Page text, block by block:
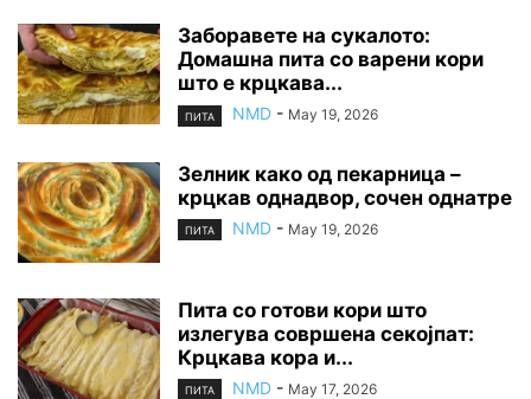
Заборавете на сyкалото:
Домашна пита со варени кори
што е крцкава...
ПИТА NMD - May 19, 2026
Зелник како од пекарница –
крцкав однадвор, сочен однатре
ПИТА NMD - May 19, 2026
Пита со готови кори што
излегува совршена секојпат:
Крцкава кора и...
ПИТА NMD - May 17, 2026